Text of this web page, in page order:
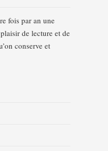
fois par an une
de lecture et de
conserve et